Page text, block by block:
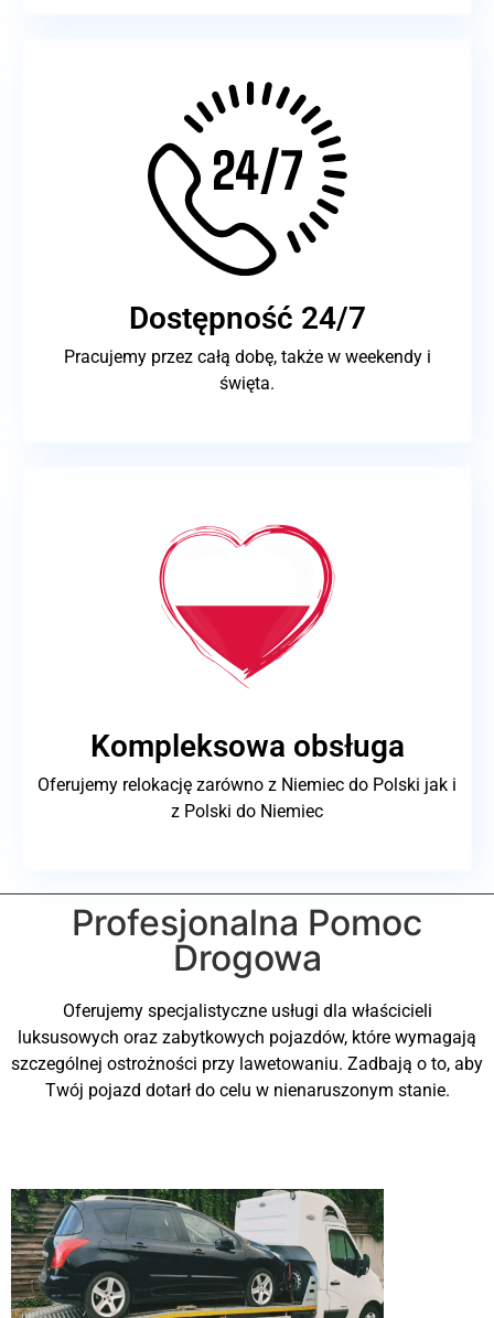
Dostępność 24/7
Pracujemy przez całą dobę, także w weekendy i
święta.
Kompleksowa obsługa
Oferujemy relokację zarówno z Niemiec do Polski jak i
z Polski do Niemiec
Profesjonalna Pomoc
Drogowa
Oferujemy specjalistyczne usługi dla właścicieli
luksusowych oraz zabytkowych pojazdów, które wymagają
szczególnej ostrożności przy lawetowaniu. Zadbają o to, aby
Twój pojazd dotarł do celu w nienaruszonym stanie.